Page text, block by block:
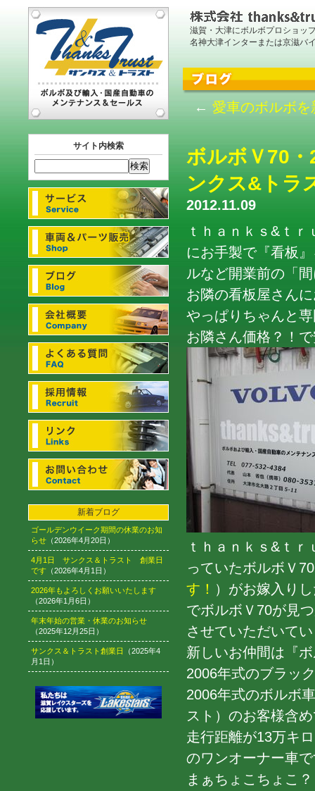
滋賀・大津にボルボプロショッ
名神大津インターまたは京滋バ
サイト内検索
新着ブログ
ゴールデンウイーク期間の休業のお知
らせ （2026年4月20日）
4月1日 サンクス＆トラスト 創業日
です （2026年4月1日）
2026年もよろしくお願いいたします
（2026年1月6日）
年末年始の営業・休業のお知らせ
（2025年12月25日）
サンクス＆トラスト創業日
（2025年4
月1日）
← 愛車のボルボ
ボルボＶ70・
ンクス&トラ
2012.11.09
ｔｈａｎｋｓ&ｔ
にお手製で『看板
ルなど開業前の「
お隣の看板屋さん
やっぱりちゃんと
お隣さん価格？！
ｔｈａｎｋｓ&ｔ
っていたボルボＶ
す！ ）がお嫁入り
でボルボＶ70が見
させていただいて
新しいお仲間は『
2006年式のブラッ
2006年式のボルボ
スト）のお客様含
走行距離が13万キ
のワンオーナー車
まぁちょこちょこ